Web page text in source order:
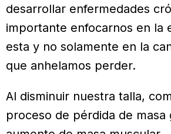
desarrollar enfermedades
importante enfocarnos en la
esta y no solamente en la
que anhelamos perder.
Al disminuir nuestra talla,
proceso de pérdida de masa